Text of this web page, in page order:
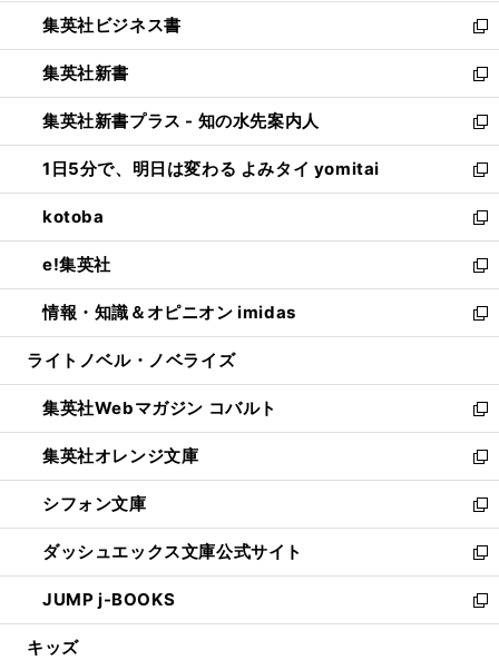
く
で
開
く
ド
ウ
で
開
く
し
い
ウ
ィ
ン
ド
ウ
で
開
く
集英社ビジネス書
新
し
い
ウ
ィ
ン
ド
ウ
で
開
く
集英社新書
新
し
い
ウ
ィ
ン
ド
ウ
で
開
く
集英社新書プラス - 知の水先案内人
新
し
い
ウ
ィ
ン
ド
ウ
で
開
1日5分で、明日は変わる よみタイ yomitai
新
し
い
ウ
ィ
ン
ド
ウ
開
く
kotoba
新
し
い
ウ
ィ
ン
ウ
で
開
く
e!集英社
新
し
い
ウ
ン
ド
ウ
で
開
く
情報・知識＆オピニオン imidas
新
し
ウ
ィ
ン
ド
ウ
で
開
く
ライトノベル・ノベライズ
集英社Webマガジン コバルト
新
し
い
ウ
ィ
ン
ド
ウ
で
開
集英社オレンジ文庫
新
し
い
ウ
ィ
ン
ド
ウ
シフォン文庫
新
し
い
ウ
ィ
ン
ダッシュエックス文庫公式サイト
新
し
い
ウ
JUMP j-BOOKS
新
し
キッズ